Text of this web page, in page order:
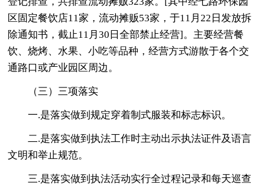
区固定餐饮店11家，流动摊贩53家，于11月22日发放拆
除通知书，截止11月30日全部禁止经营]。主要经营餐
饮、烧烤、水果、小吃等品种，经营方式游散于各个交
通路口或产业园区周边。
（三）三项落实
一.是落实做到规定穿着制式服装和标志标识。
二.是落实做到执法工作时主动出示执法证件及语言
文明和举止规范。
三.是落实做到执法活动实行全过程记录和每天巡查